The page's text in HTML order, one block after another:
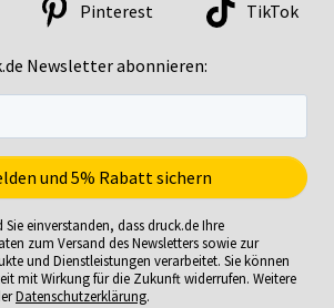
Newsletter abonnieren:
Pinterest TikTok
einverstanden, dass druck.de Ihre
zum Versand des Newsletters sowie zur
und Dienstleistungen verarbeitet. Sie können
mit Wirkung für die Zukunft widerrufen. Weitere
Datenschutzerklärung.